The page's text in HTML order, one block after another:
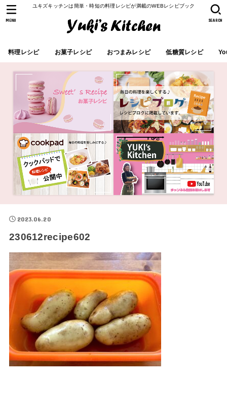
ユキズキッチンは簡単・時短の料理レシピが満載のWEBレシピブック
料理レシピ お菓子レシピ おつまみレシピ 低糖質レシピ
SEARCH
MENU
2023.06.20
230612recipe602